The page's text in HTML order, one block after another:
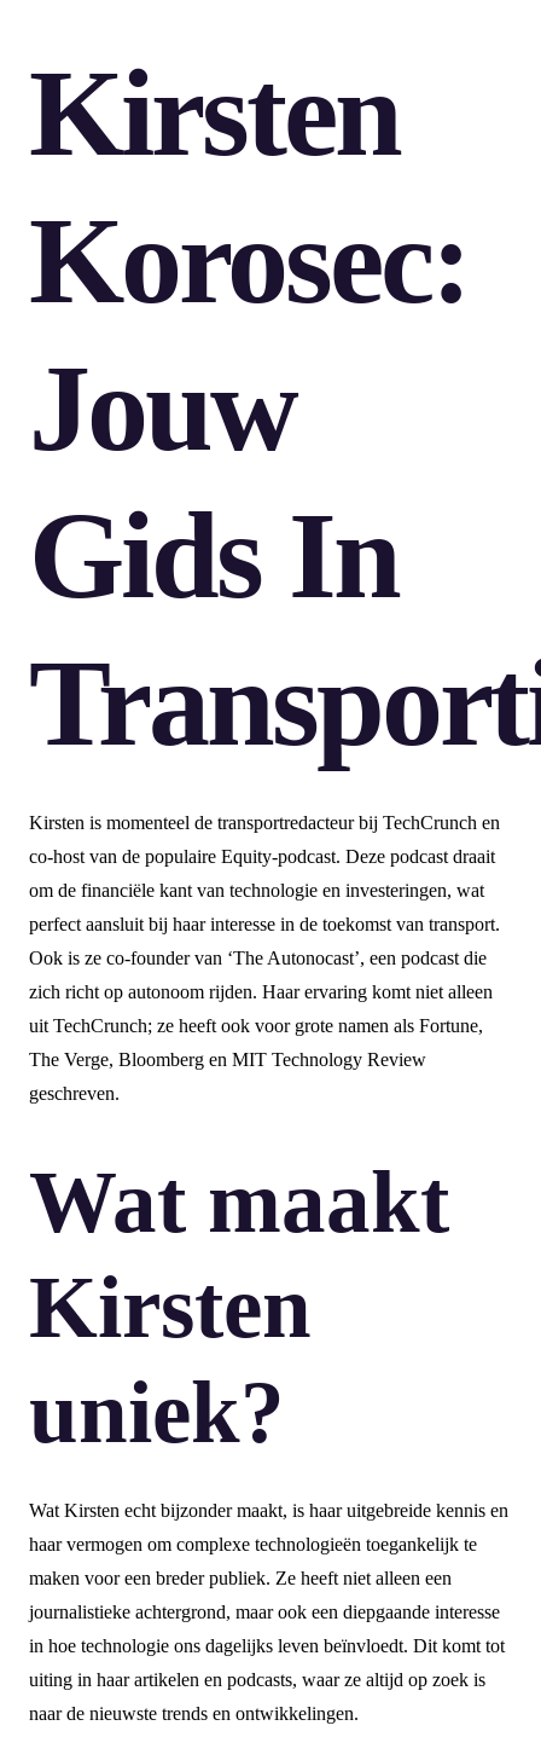
Kirsten
Korosec:
Jouw
Gids In
Kirsten is momenteel de transportredacteur bij TechCrunch en
co-host van de populaire Equity-podcast. Deze podcast draait
om de financiële kant van technologie en investeringen, wat
perfect aansluit bij haar interesse in de toekomst van transport.
Ook is ze co-founder van ‘The Autonocast’, een podcast die
zich richt op autonoom rijden. Haar ervaring komt niet alleen
uit TechCrunch; ze heeft ook voor grote namen als Fortune,
The Verge, Bloomberg en MIT Technology Review
geschreven.
Wat maakt
Kirsten
uniek?
Wat Kirsten echt bijzonder maakt, is haar uitgebreide kennis en
haar vermogen om complexe technologieën toegankelijk te
maken voor een breder publiek. Ze heeft niet alleen een
journalistieke achtergrond, maar ook een diepgaande interesse
in hoe technologie ons dagelijks leven beïnvloedt. Dit komt tot
uiting in haar artikelen en podcasts, waar ze altijd op zoek is
naar de nieuwste trends en ontwikkelingen.